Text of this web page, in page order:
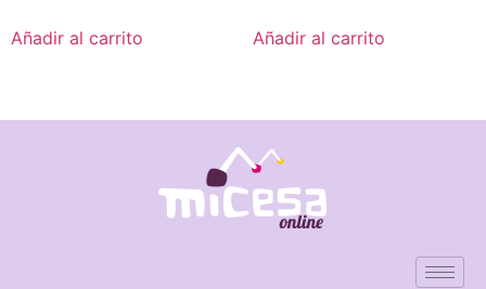
Añadir al carrito Añadir al carrito